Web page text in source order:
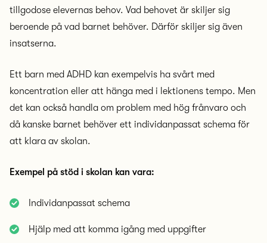
tillgodose elevernas behov. Vad behovet är skiljer sig
beroende på vad barnet behöver. Därför skiljer sig även
insatserna.
Ett barn med ADHD kan exempelvis ha svårt med
koncentration eller att hänga med i lektionens tempo. Men
det kan också handla om problem med hög frånvaro och
då kanske barnet behöver ett individanpassat schema för
att klara av skolan.
Exempel på stöd i skolan kan vara:
Individanpassat schema
Hjälp med att komma igång med uppgifter